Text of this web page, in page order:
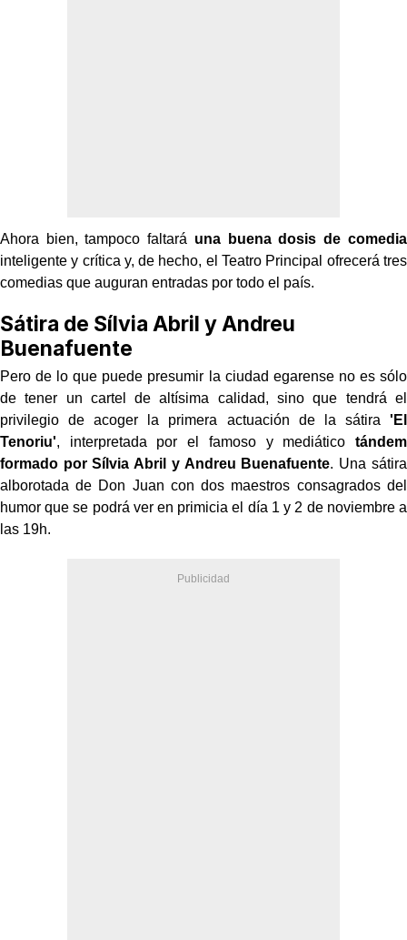
Ahora bien, tampoco faltará una buena dosis de comedia
inteligente y crítica y, de hecho, el Teatro Principal ofrecerá tres
comedias que auguran entradas por todo el país.
Sátira de Sílvia Abril y Andreu
Buenafuente
Pero de lo que puede presumir la ciudad egarense no es sólo
de tener un cartel de altísima calidad, sino que tendrá el
privilegio de acoger la primera actuación de la sátira 'El
Tenoriu', interpretada por el famoso y mediático tándem
formado por Sílvia Abril y Andreu Buenafuente. Una sátira
alborotada de Don Juan con dos maestros consagrados del
humor que se podrá ver en primicia el día 1 y 2 de noviembre a
las 19h.